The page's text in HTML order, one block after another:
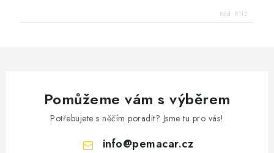
Kód: 8112
Pomůžeme vám s výběrem
Potřebujete s něčím poradit? Jsme tu pro vás!
info@pemacar.cz